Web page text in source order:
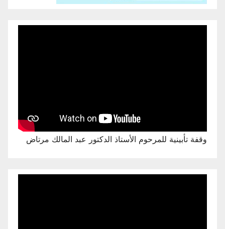
وقفة تأبينية للمرحوم الأستاذ الدكتور عبد المالك مرتاض